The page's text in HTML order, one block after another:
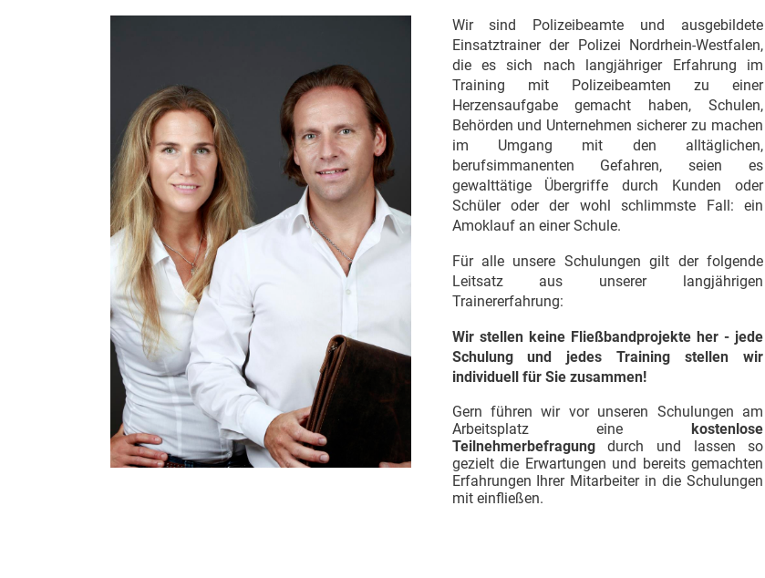
Wir sind Polizeibeamte und ausgebildete
Einsatztrainer der Polizei Nordrhein-Westfalen,
die es sich nach langjähriger Erfahrung im
Training mit Polizeibeamten zu einer
Herzensaufgabe gemacht haben, Schulen,
Behörden und Unternehmen sicherer zu machen
im Umgang mit den alltäglichen,
berufsimmanenten Gefahren, seien es
gewalttätige Übergriffe durch Kunden oder
Schüler oder der wohl schlimmste Fall: ein
Amoklauf an einer Schule.
Für alle unsere Schulungen gilt der folgende
Leitsatz aus unserer langjährigen
Trainererfahrung:
Wir stellen keine Fließbandprojekte her - jede
Schulung und jedes Training stellen wir
individuell für Sie zusammen!
Gern führen wir vor unseren Schulungen am
Arbeitsplatz einekostenlose
Teilnehmerbefragungdurch und lassen so
gezielt die Erwartungen und bereits gemachten
Erfahrungen Ihrer Mitarbeiter in die Schulungen
mit einfließen.